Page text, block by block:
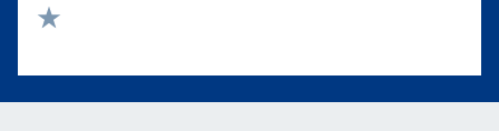
Valuta 2 stelle su 5